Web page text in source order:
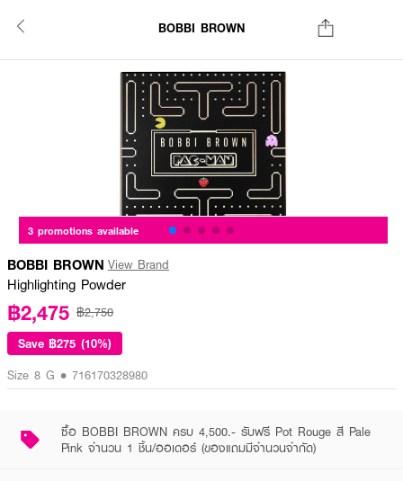
BOBBI BROWN
3 promotions available
BOBBI BROWN View Brand
Highlighting Powder
฿2,475 ฿2,750
Save ฿275 (10%)
Size 8 G • 716170328980
ซื้อ BOBBI BROWN ครบ 4,500.- รับฟรี Pot Rouge สี Pale
Pink จำนวน 1 ชิ้น/ออเดอร์ (ของแถมมีจำนวนจำกัด)